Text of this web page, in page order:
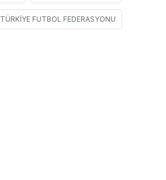
TÜRKIYE FUTBOL FEDERASYONU